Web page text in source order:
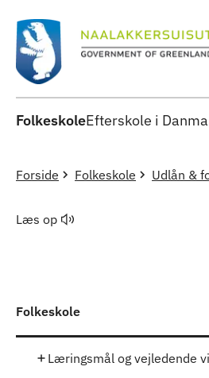
FolkeskoleEfterskole i
Forside Folkeskole Udlån &
Læs op
Folkeskole
Læringsmål og vejledende